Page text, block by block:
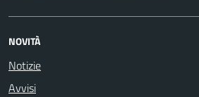
NOVITÀ
Notizie
Avvisi